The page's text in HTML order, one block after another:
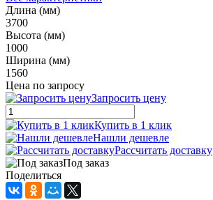
Длина (мм)
3700
Высота (мм)
1000
Ширина (мм)
1560
Цена по запросу
Запросить цену
Купить в 1 клик
Нашли дешевле
Рассчитать доставку
Под заказ
Поделиться